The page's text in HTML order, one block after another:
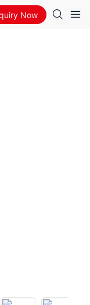
Now